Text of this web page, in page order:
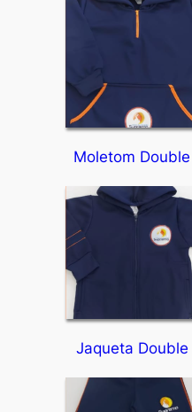
Moletom Double
Jaqueta Double